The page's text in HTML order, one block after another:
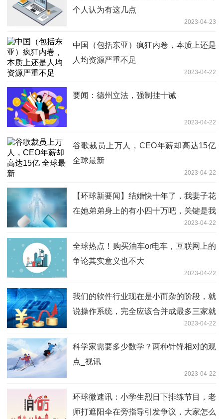
个人认为有这几点
2023-04-23
中国（包括东亚）疯狂内卷，本质上还是
人均资源严重不足
2023-04-22
要闻：德州立法，强制挂十诫
2023-04-22
谷歌裁员上万人，CEO年薪却高达15亿
全球最新
2023-04-22
【环球新要闻】结婚快十年了，我妻子花
在她弟弟身上的有小四十万吧，关键是我
2023-04-22
全球热点！购买油车or电车，互联网上的
争论其实意义也不大
2023-04-22
我们的软件行业现在是小而杂的阶段，就
说操作系统，完全应该合并成最多三家就
2023-04-22
科学家需要多少数学？两种针锋相对的观
点_视讯
2023-04-22
环球微速讯：小学生烈日下排练节目，老
师打遮阳伞在旁指导引发争议，大家怎么